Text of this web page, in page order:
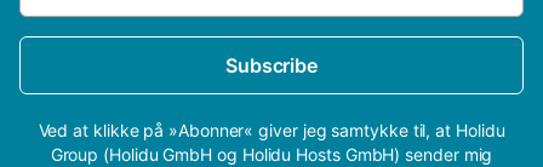
Subscribe
Ved at klikke på »Abonner« giver jeg samtykke til, at Holidu
Group (Holidu GmbH og Holidu Hosts GmbH) sender mig